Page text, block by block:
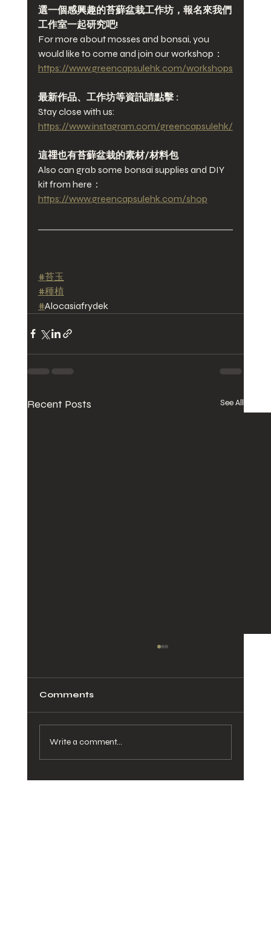
選一個感興趣的苔蘚盆栽工作坊，報名來我們
工作室一起研究吧!
For more about mosses and bonsai, you
would like to come and join our workshop：
https://www.greencapsulehk.com/workshops
最新作品、工作坊等資訊請點擊 :
Stay close with us:
https://www.instagram.com/greencapsulehk/
這𥚃也有苔蘚盆栽的素材/材料包
Also can grab some bonsai supplies and DIY
kit from here：
https://www.greencapsulehk.com/shop
#苔玉
#種植
#Alocasiafrydek
Recent Posts See All
Comments
Write a comment...